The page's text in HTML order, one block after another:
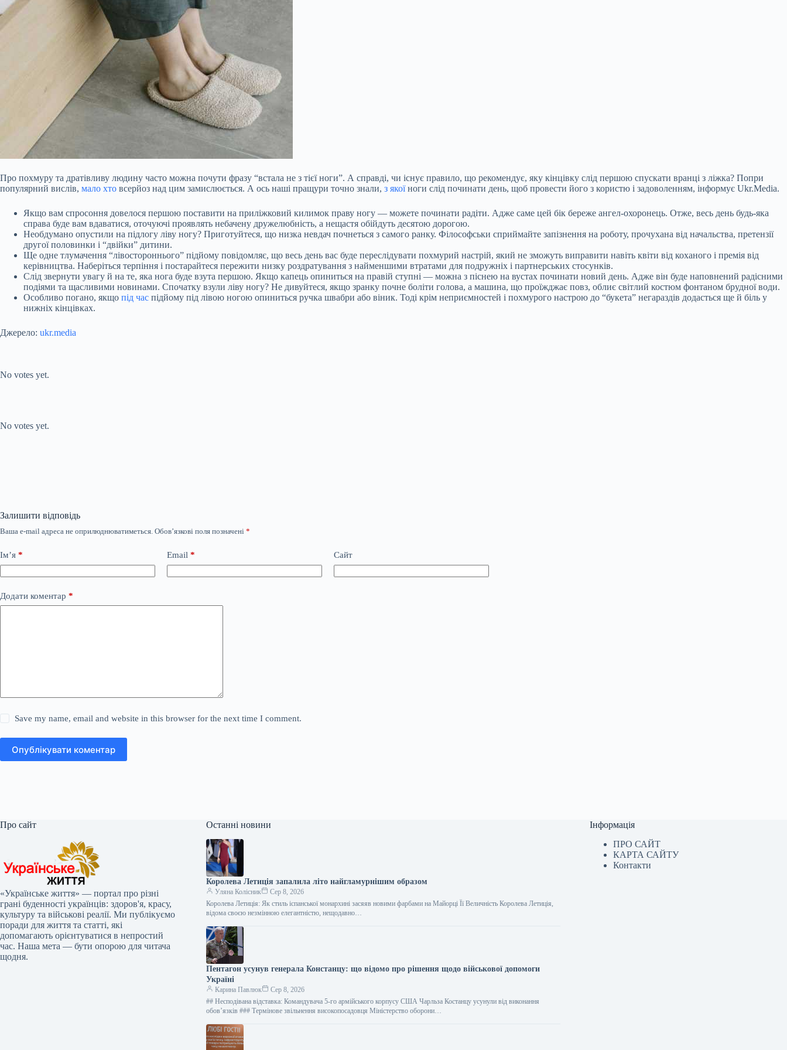
Про похмуру та дратівливу людину часто можна почути фразу “встала не з тієї ноги”. А справді, чи існує правило, що рекомендує, яку кінцівку слід першою спускати вранці з ліжка? Попри
популярний вислів, мало хто всерйоз над цим замислюється. А ось наші пращури точно знали, з якоїноги слід починати день, щоб провести його з користю і задоволенням, інформує Ukr.Media.
Якщо вам спросоння довелося першою поставити на приліжковий килимок праву ногу — можете починати радіти. Адже саме цей бік береже ангел-охоронець. Отже, весь день будь-яка
справа буде вам вдаватися, оточуючі проявлять небачену дружелюбність, а нещастя обійдуть десятою дорогою.
Необдумано опустили на підлогу ліву ногу? Приготуйтеся, що низка невдач почнеться з самого ранку. Філософськи сприймайте запізнення на роботу, прочухана від начальства, претензії
другої половинки і “двійки” дитини.
Ще одне тлумачення “лівостороннього” підйому повідомляє, що весь день вас буде переслідувати похмурий настрій, який не зможуть виправити навіть квіти від коханого і премія від
керівництва. Наберіться терпіння і постарайтеся пережити низку роздратування з найменшими втратами для подружніх і партнерських стосунків.
Слід звернути увагу й на те, яка нога буде взута першою. Якщо капець опиниться на правій ступні — можна з піснею на вустах починати новий день. Адже він буде наповнений радісними
подіями та щасливими новинами. Спочатку взули ліву ногу? Не дивуйтеся, якщо зранку почне боліти голова, а машина, що проїжджає повз, облиє світлий костюм фонтаном брудної води.
Особливо погано, якщо під час підйому під лівою ногою опиниться ручка швабри або віник. Тоді крім неприємностей і похмурого настрою до “букета” негараздів додасться ще й біль у
нижніх кінцівках.
Джерело: ukr.media
No votes yet.
No votes yet.
Залишити відповідь
Ваша e-mail адреса не оприлюднюватиметься. Обов’язкові поля позначені *
Ім’я * Email * Сайт
Додати коментар *
Save my name, email and website in this browser for the next time I comment.
Опублікувати коментар
Про сайт
«Українське життя» — портал про різні
грані буденності українців: здоров'я, красу,
культуру та військові реалії. Ми публікуємо
поради для життя та статті, які
допомагають орієнтуватися в непростий
час. Наша мета — бути опорою для читача
щодня.
Останні новини
Королева Летиція запалила літо найгламурнішим образом
Уляна Колісник
Сер 8, 2026
Королева Летиція: Як стиль іспанської монархині засяяв новими фарбами на Майорці Її Величність Королева Летиція,
відома своєю незмінною елегантністю, нещодавно…
Пентагон усунув генерала Констанцу: що відомо про рішення щодо військової допомоги
Україні
Карина Павлюк
Сер 8, 2026
## Несподівана відставка: Командувача 5-го армійського корпусу США Чарльза Костанцу усунули від виконання
обов’язків ### Термінове звільнення високопосадовця Міністерство оборони…
Інформація
ПРО САЙТ
КАРТА САЙТУ
Контакти